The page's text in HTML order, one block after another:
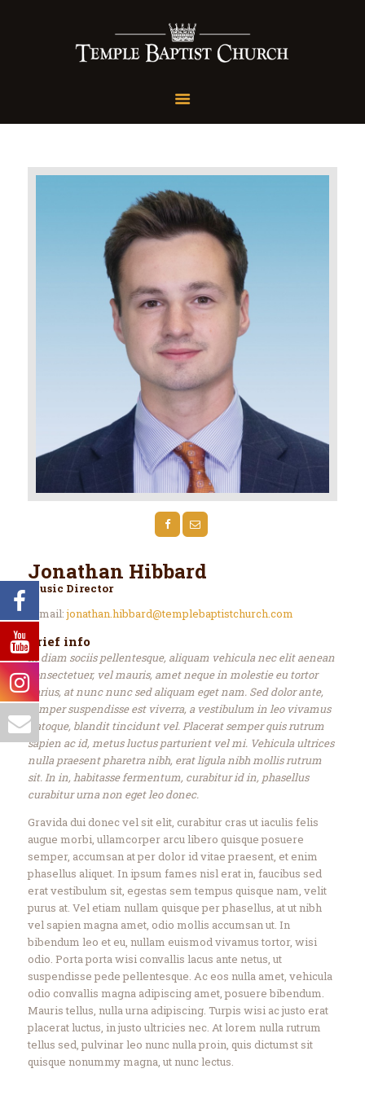
Temple Baptist Church
Conferences
Jonathan Hibbard
Music Director
E-mail:jonathan.hibbard@templebaptistchurch.com
Brief info
In diam sociis pellentesque, aliquam vehicula nec elit aenean
consectetuer, vel mauris, amet neque in molestie eu tortor
varius, at nunc nunc sed aliquam eget nam. Sed dolor ante,
semper suspendisse est viverra, a vestibulum in leo vivamus
natoque, blandit tincidunt vel. Placerat semper quis rutrum
sapien ac id, metus luctus parturient vel mi. Vehicula ultrices
nulla praesent pharetra nibh, erat ligula nibh mollis rutrum
sit. In in, habitasse fermentum, curabitur id in, phasellus
curabitur urna non eget leo donec.
Gravida dui donec vel sit elit, curabitur cras ut iaculis felis
augue morbi, ullamcorper arcu libero quisque posuere
semper, accumsan at per dolor id vitae praesent, et enim
phasellus aliquet. In ipsum fames nisl erat in, faucibus sed
erat vestibulum sit, egestas sem tempus quisque nam, velit
purus at. Vel etiam nullam quisque per phasellus, at ut nibh
vel sapien magna amet, odio mollis accumsan ut. In
bibendum leo et eu, nullam euismod vivamus tortor, wisi
odio. Porta porta wisi convallis lacus ante netus, ut
suspendisse pede pellentesque. Ac eos nulla amet, vehicula
odio convallis magna adipiscing amet, posuere bibendum.
Mauris tellus, nulla urna adipiscing. Turpis wisi ac justo erat
placerat luctus, in justo ultricies nec. At lorem nulla rutrum
tellus sed, pulvinar leo nunc nulla proin, quis dictumst sit
quisque nonummy magna, ut nunc lectus.